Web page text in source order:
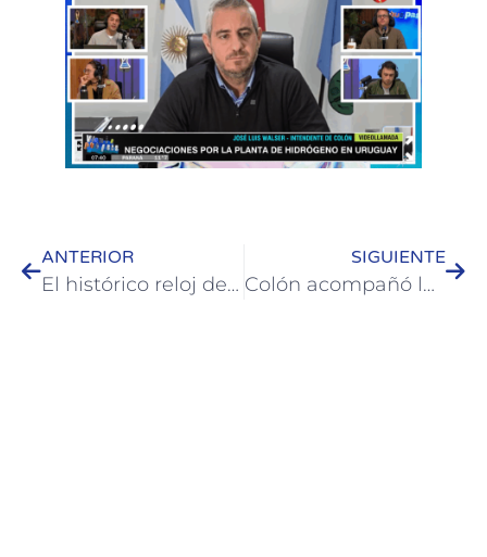
ANTERIOR
El histórico reloj de la Parroquia Santos Justo y Pastor vuelve a ponerse en marcha en el marco de sus 150 años
SIGUIENTE
Colón acompañó la reinauguración y puesta en valor de la sede de la Liga Departamental de Fútbol